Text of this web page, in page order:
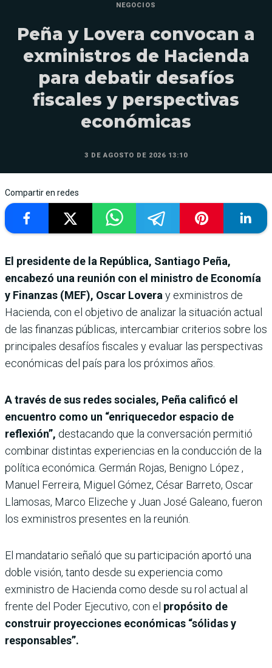
NEGOCIOS
Peña y Lovera convocan a
exministros de Hacienda
para debatir desafíos
fiscales y perspectivas
económicas
3 DE AGOSTO DE 2026 13:10
Compartir en redes
El presidente de la República, Santiago Peña,
encabezó una reunión con el ministro de Economía
y Finanzas (MEF), Oscar Lovera y exministros de
Hacienda, con el objetivo de analizar la situación actual
de las finanzas públicas, intercambiar criterios sobre los
principales desafíos fiscales y evaluar las perspectivas
económicas del país para los próximos años.
A través de sus redes sociales, Peña calificó el
encuentro como un “enriquecedor espacio de
reflexión”, destacando que la conversación permitió
combinar distintas experiencias en la conducción de la
política económica. Germán Rojas, Benigno López ,
Manuel Ferreira, Miguel Gómez, César Barreto, Oscar
Llamosas, Marco Elizeche y Juan José Galeano, fueron
los exministros presentes en la reunión.
El mandatario señaló que su participación aportó una
doble visión, tanto desde su experiencia como
exministro de Hacienda como desde su rol actual al
frente del Poder Ejecutivo, con el propósito de
construir proyecciones económicas “sólidas y
responsables”.